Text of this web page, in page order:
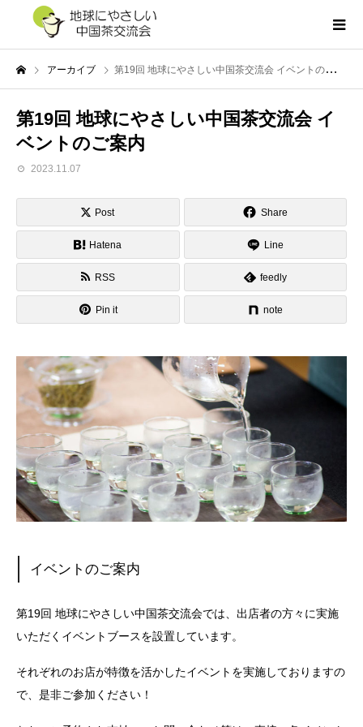
アーカイブ 第19回 地球にやさしい中国茶交流会 イベントのご案内
第19回 地球にやさしい中国茶交流会 イ
ベントのご案内
2023.11.07
Post Share
Hatena Line
RSS feedly
Pin it note
イベントのご案内
第19回 地球にやさしい中国茶交流会では、出店者の方々に実施
いただくイベントブースを設置しています。
それぞれのお店が特徴を活かしたイベントを実施しておりますの
で、是非ご参加ください！